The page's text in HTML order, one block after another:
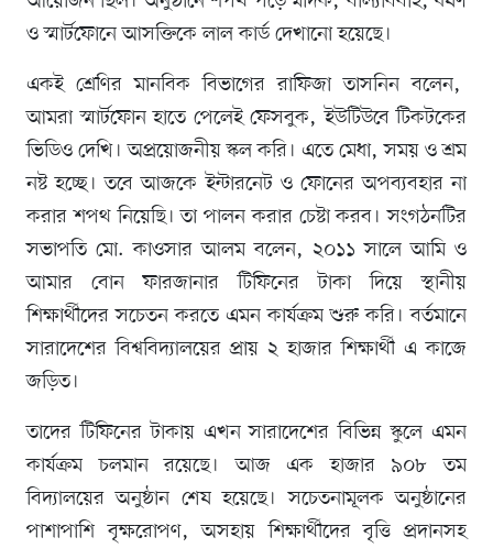
ও স্মার্টফোনে আসক্তিকে লাল কার্ড দেখানো হয়েছে।
একই শ্রেণির মানবিক বিভাগের রাফিজা তাসনিন বলেন,
আমরা স্মার্টফোন হাতে পেলেই ফেসবুক, ইউটিউবে টিকটকের
ভিডিও দেখি। অপ্রয়োজনীয় স্কল করি। এতে মেধা, সময় ও শ্রম
নষ্ট হচ্ছে। তবে আজকে ইন্টারনেট ও ফোনের অপব্যবহার না
করার শপথ নিয়েছি। তা পালন করার চেষ্টা করব। সংগঠনটির
সভাপতি মো. কাওসার আলম বলেন, ২০১১ সালে আমি ও
আমার বোন ফারজানার টিফিনের টাকা দিয়ে স্থানীয়
শিক্ষার্থীদের সচেতন করতে এমন কার্যক্রম শুরু করি। বর্তমানে
সারাদেশের বিশ্ববিদ্যালয়ের প্রায় ২ হাজার শিক্ষার্থী এ কাজে
জড়িত।
তাদের টিফিনের টাকায় এখন সারাদেশের বিভিন্ন স্কুলে এমন
কার্যক্রম চলমান রয়েছে। আজ এক হাজার ৯০৮ তম
বিদ্যালয়ের অনুষ্ঠান শেষ হয়েছে। সচেতনামূলক অনুষ্ঠানের
পাশাপাশি বৃক্ষরোপণ, অসহায় শিক্ষার্থীদের বৃত্তি প্রদানসহ